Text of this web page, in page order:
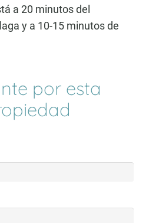
a 20 minutos del
y a 10-15 minutos de
por esta